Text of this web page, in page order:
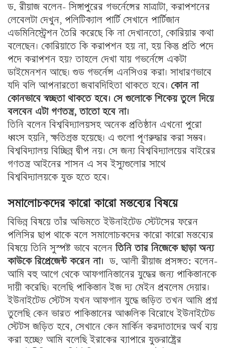
ড. রীয়াজ বলেন- সিঙ্গাপুরের গভর্নেন্সের মাত্রাটা, করাপশনের
লেবেলটা দেখুন, পলিটিক্যাল পার্টি সেখানে পার্টিজান
এডমিনিস্ট্রেশন তৈরি করেছে কি না দেখানতো, কোরিয়ার কথা
বলেছেন। কোরিয়াতে কি করাপশন হয় না, হয় কিন্তু প্রতি পদে
পদে করাপশন হয়? তাহলে দেখা যায় গভর্নেন্সে একটা
ডাইমেনশন আছে। গুড গভর্নেন্স এনসিওর করা। সাধারণভাবে
যদি বলি আপনারতো জবাবদিহিতা থাকতে হবে। কোন না
কোনভাবে স্বচ্ছতা থাকতে হবে। সে গুলোকে শিকেয় তুলে দিয়ে
বলবেন এটা গণতন্ত্র, তাতো হবে না।
তিনি বলেন বিশ্ববিদ্যালয়সহ অনেক প্রতিষ্ঠান এখনো পুরো
ধ্বংস হয়নি, ক্ষতিগ্রস্ত হয়েছে। এ গুলো পূণরুদ্ধার করা সম্ভব।
বিশ্ববিদ্যালয় বিচ্ছিন্ন দ্বীপ নয়। সে জন্য বিশ্ববিদ্যালয়ের বাইরের
গণতন্ত্র আইনের শাসন এ সব ইস্যুগুলোর সাথে
বিশ্ববিদ্যালয়কে যুক্ত হতে হবে।
সমালোচকদের কারো কারো মন্তব্যের বিষয়ে
বিভিন্ন বিষয়ে তাঁর অভিমতে ইউনাইটেড স্টেটসের ফরেন
পলিসির ছাপ থাকে বলে সমালোচকদের কারো কারো মন্তব্যের
বিষয়ে তিনি সুস্পষ্ট ভাবে বলেনতিনি তার নিজেকে ছাড়া অন্য
কাউকে রিপ্রেজেন্ট করেন না। ড. আলী রীয়াজ প্রসঙ্গত: বলেন-
আমি বহু আগে থেকে আফগানিস্তানের যুদ্ধের জন্য পাকিস্তানকে
দায়ী করেছি। বলেছি পাকিস্তান ইজ দ্য মেইন প্রবলেম দেয়ার।
ইউনাইটেড স্টেটস যখন আফগান যুদ্ধে জড়িত তখন আমি প্রশ্ন
তুলেছি কেন ভারত পাকিস্তানের আঞ্চলিক বিরোধে ইউনাইটেড
স্টেটস জড়িত হবে, সেখানে কেন মার্কিন করদাতাদের অর্থ ব্যয়
করা হচ্ছে? আমি বলেছি ইরাকের ব্যাপারে যুক্তরাষ্ট্রের